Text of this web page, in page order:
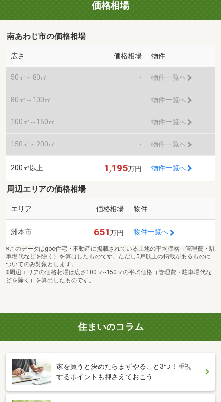
価格相場
南あわじ市の価格相場
広さ 価格相場 物件
50㎡～80㎡ - 物件一覧へ
80㎡～100㎡ - 物件一覧へ
100㎡～150㎡ - 物件一覧へ
150㎡～200㎡ - 物件一覧へ
200㎡以上 1,195万円 物件一覧へ
周辺エリアの価格相場
エリア 価格相場 物件
洲本市 651万円 物件一覧へ
※このデータはgoo住宅・不動産に掲載されている土地の平均価格（管理費・駐
車場代などを除く）を算出したものです。ただし5戸以上の掲載があるものに
ついてのみ対象とします。
※周辺エリアの価格相場は広さ100㎡~150㎡の平均価格（管理費・駐車場代な
どを除く）を算出したものです。
住まいのコラム
家を買うと決めたらまずやること3つ！重視
するポイントも押さえておこう